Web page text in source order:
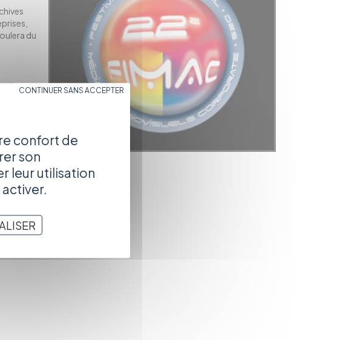
du
des
confort de
son
leur utilisation
CONTINUER SANS ACCEPTER